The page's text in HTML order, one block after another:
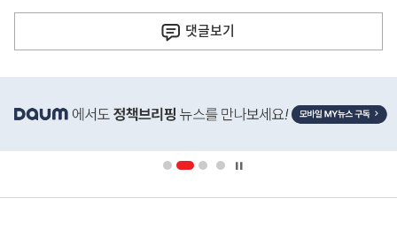
다
음
기
댓글보기
단
영